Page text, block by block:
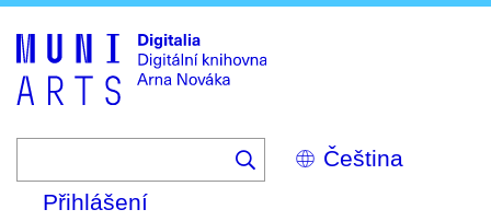
Select
your
Přihlášení